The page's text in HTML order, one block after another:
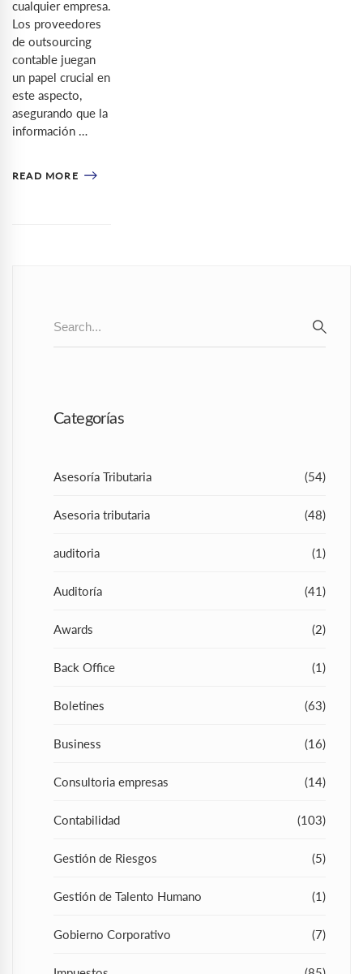
cualquier empresa.
Los proveedores
de outsourcing
contable juegan
un papel crucial en
este aspecto,
asegurando que la
información …
READ MORE
for:
Categorías
Asesoría Tributaria (54)
Asesoria tributaria (48)
auditoria (1)
Auditoría (41)
Awards (2)
Back Office (1)
Boletines (63)
Business (16)
Consultoria empresas (14)
Contabilidad (103)
Gestión de Riesgos (5)
Gestión de Talento Humano (1)
Gobierno Corporativo (7)